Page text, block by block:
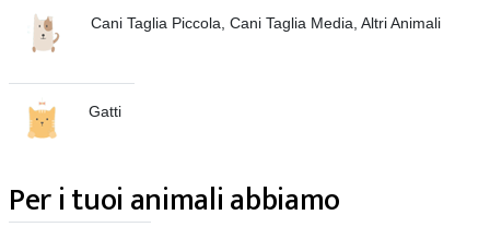
Cani Taglia Piccola, Cani Taglia Media, Altri Animali
Gatti
Per i tuoi animali abbiamo